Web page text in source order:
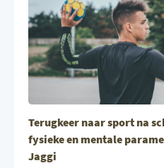
Terugkeer naar sport na
fysieke en mentale
Jaggi